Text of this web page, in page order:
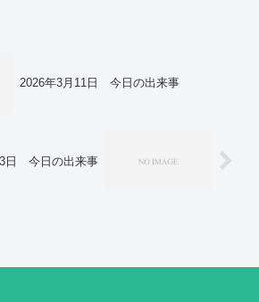
2026年3月11日 今日の出来事
日 今日の出来事